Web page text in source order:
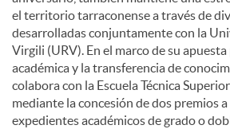
el territorio tarraconense a través de
desarrolladas conjuntamente con la
Virgili (URV). En el marco de su
académica y la transferencia de
colabora con la Escuela Técnica
mediante la concesión de dos premios
expedientes académicos de grado o